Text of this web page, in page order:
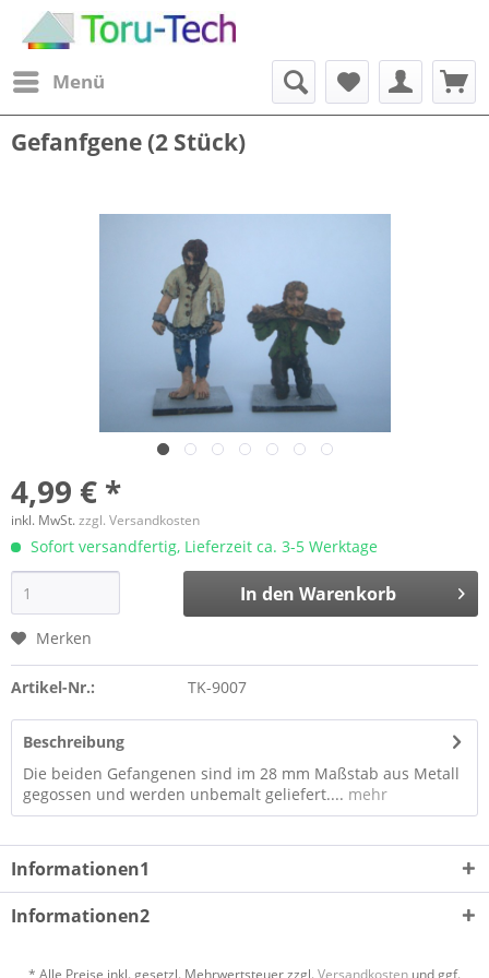
Menü
Gefanfgene (2 Stück)
4,99 € *
inkl. MwSt.zzgl. Versandkosten
Sofort versandfertig, Lieferzeit ca. 3-5 Werktage
In den Warenkorb
Merken
Artikel-Nr.: TK-9007
Beschreibung
Die beiden Gefangenen sind im 28 mm Maßstab aus Metall
gegossen und werden unbemalt geliefert.... mehr
Informationen1
Informationen2